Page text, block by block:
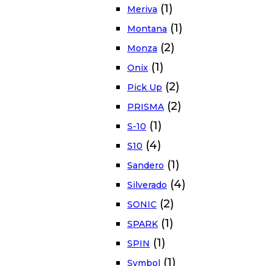
Meriva (1)
Montana (1)
Monza (2)
Onix (1)
Pick Up (2)
PRISMA (2)
S-10 (1)
S10 (4)
Sandero (1)
Silverado (4)
SONIC (2)
SPARK (1)
SPIN (1)
Symbol (1)